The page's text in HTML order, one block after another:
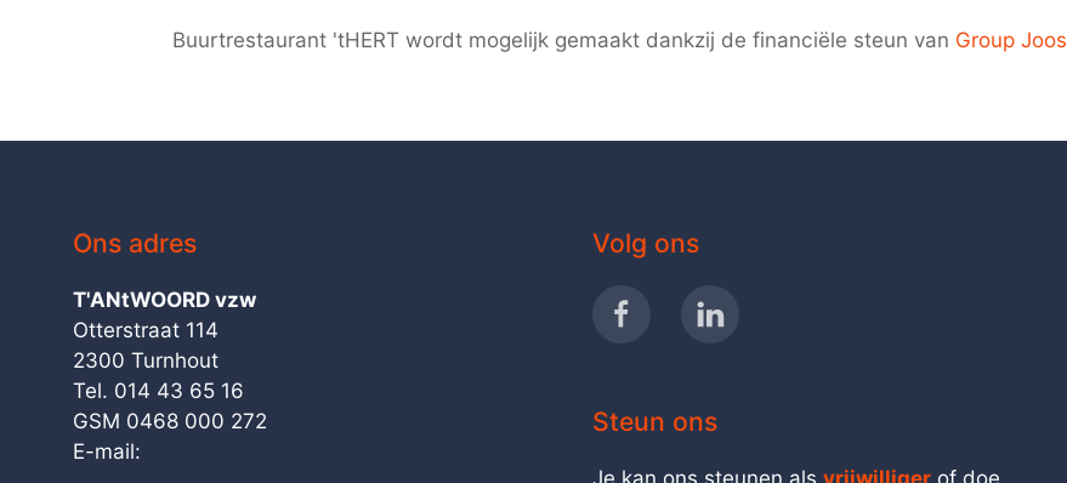
Buurtrestaurant 'tHERT wordt mogelijk gemaakt dankzij de financiële steun van Group Joos
Ons adres
T'ANtWOORD vzw
Otterstraat 114
2300 Turnhout
Tel. 014 43 65 16
GSM 0468 000 272
E-mail:
Volg ons
Steun ons